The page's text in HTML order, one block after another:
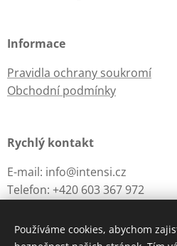
Informace
Pravidla ochrany soukromí
Obchodní podmínky
Rychlý kontakt
E-mail: info@intensi.cz
Telefon: +420 603 367 972
Používáme cookies, abychom